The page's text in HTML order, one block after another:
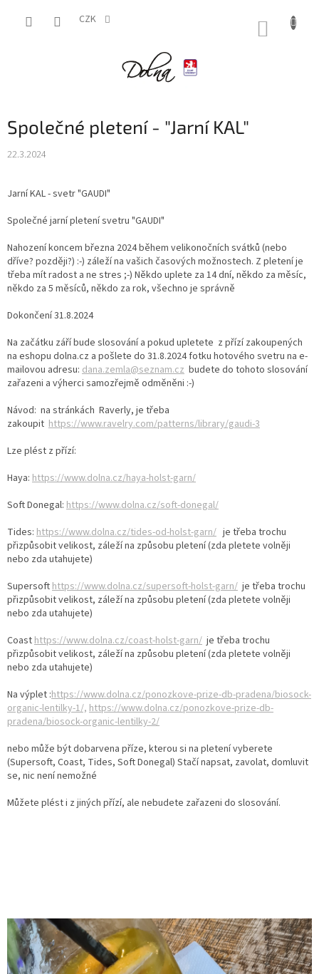
CZK
Společné pletení - "Jarní KAL"
22.3.2024
Jarní KAL - svetr "GAUDI"
Společné jarní pletení svetru "GAUDI"
Nahození koncem března 2024 během velikonočních svátků (nebo
dříve? později?) :-) záleží na vašich časových možnostech. Z pletení je
třeba mít radost a ne stres ;-) Někdo uplete za 14 dní, někdo za měsíc,
někdo za 5 měsíců, někdo za rok, všechno je správně
Dokončení 31.8.2024
Na začátku září bude slosování a pokud upletete z přízí zakoupených
na eshopu dolna.cz a pošlete do 31.8.2024 fotku hotového svetru na e-
mailovou adresu: dana.zemla@seznam.cz budete do tohoto slosování
zařazeni a výherci samozřejmě odměněni :-)
Návod: na stránkách Raverly, je třeba
zakoupit https://www.ravelry.com/patterns/library/gaudi-3
Lze plést z přízí:
Haya: https://www.dolna.cz/haya-holst-garn/
Soft Donegal: https://www.dolna.cz/soft-donegal/
Tides: https://www.dolna.cz/tides-od-holst-garn/ je třeba trochu
přizpůsobit velikost, záleží na způsobu pletení (zda pletete volněji
nebo zda utahujete)
Supersoft https://www.dolna.cz/supersoft-holst-garn/ je třeba trochu
přizpůsobit velikost, záleží na způsobu pletení (zda pletete volněji
nebo zda utahujete)
Coast https://www.dolna.cz/coast-holst-garn/ je třeba trochu
přizpůsobit velikost, záleží na způsobu pletení (zda pletete volněji
nebo zda utahujete)
Na výplet :https://www.dolna.cz/ponozkove-prize-db-pradena/biosock-
organic-lentilky-1/, https://www.dolna.cz/ponozkove-prize-db-
pradena/biosock-organic-lentilky-2/
nebo může být dobarvena příze, kterou si na pletení vyberete
(Supersoft, Coast, Tides, Soft Donegal) Stačí napsat, zavolat, domluvit
se, nic není nemožné
Můžete plést i z jiných přízí, ale nebudete zařazeni do slosování.